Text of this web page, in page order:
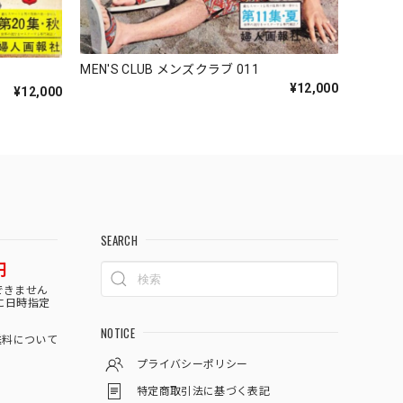
¥12,000
MEN'S CLUB メンズクラブ 011
¥12,000
きません
日時指定
について
SEARCH
NOTICE
プライバシーポリシー
特定商取引法に基づく表記